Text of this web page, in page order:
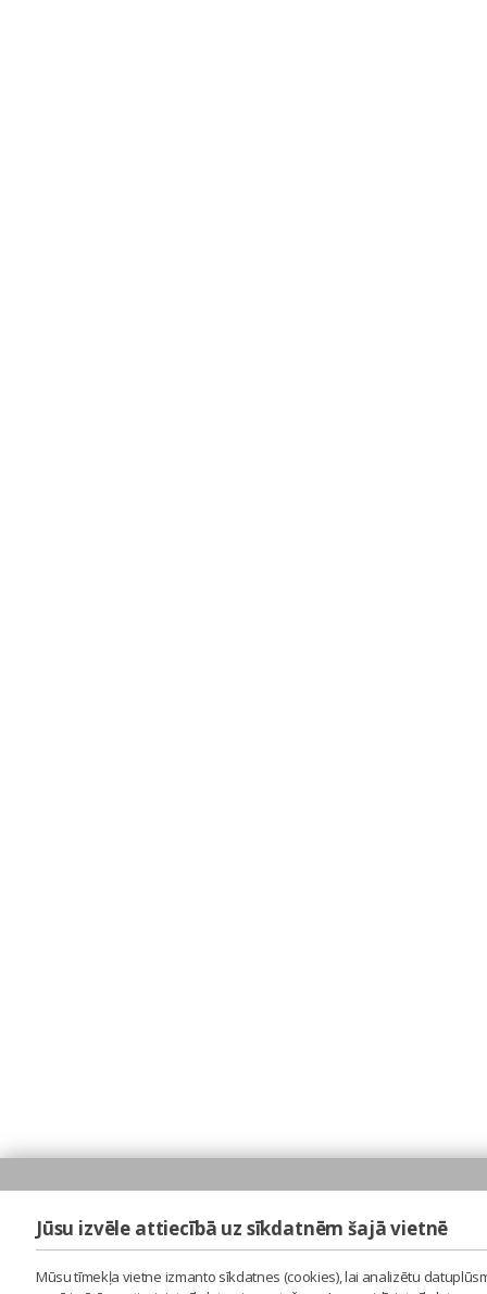
Jūsu izvēle attiecībā uz sīkdatnēm šajā vietnē
Mūsu tīmekļa vietne izmanto sīkdatnes (cookies), lai analizētu